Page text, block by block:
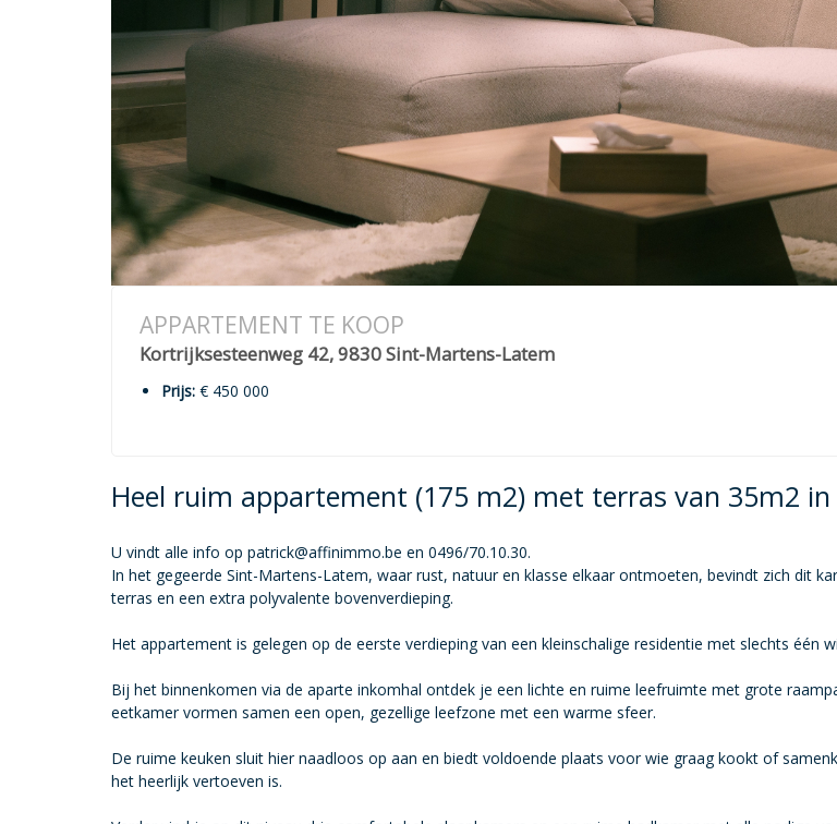
APPARTEMENT TE KOOP
Kortrijksesteenweg 42, 9830 Sint-Martens-Latem
Prijs: € 450 000
Heel ruim appartement (175 m2) met terras van 35m2
U vindt alle info op patrick@affinimmo.be en 0496/70.10.30.
In het gegeerde Sint-Martens-Latem, waar rust, natuur en klasse elkaar ontmoeten, bevindt zich dit
terras en een extra polyvalente bovenverdieping.
Het appartement is gelegen op de eerste verdieping van een kleinschalige residentie met slechts
Bij het binnenkomen via de aparte inkomhal ontdek je een lichte en ruime leefruimte met grote
eetkamer vormen samen een open, gezellige leefzone met een warme sfeer.
De ruime keuken sluit hier naadloos op aan en biedt voldoende plaats voor wie graag kookt of
het heerlijk vertoeven is.